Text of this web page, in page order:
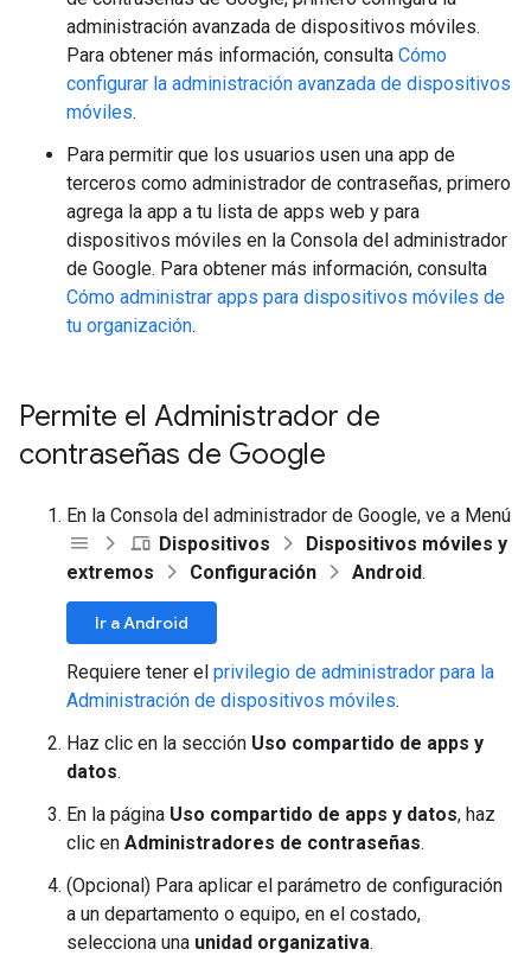
administración avanzada de dispositivos móviles.
Para obtener más información, consulta Cómo
configurar la administración avanzada de dispositivos
móviles.
Para permitir que los usuarios usen una app de
terceros como administrador de contraseñas, primero
agrega la app a tu lista de apps web y para
dispositivos móviles en la Consola del administrador
de Google. Para obtener más información, consulta
Cómo administrar apps para dispositivos móviles de
tu organización.
Permite el Administrador de
contraseñas de Google
En la Consola del administrador de Google, ve a Menú
Dispositivos
Dispositivos móviles y
extremos
Configuración Android.
Ir a Android
Requiere tener el privilegio de administrador para la
Administración de dispositivos móviles.
Haz clic en la sección Uso compartido de apps y
datos.
En la página Uso compartido de apps y datos, haz
clic en Administradores de contraseñas.
(Opcional) Para aplicar el parámetro de configuración
a un departamento o equipo, en el costado,
selecciona una unidad organizativa.